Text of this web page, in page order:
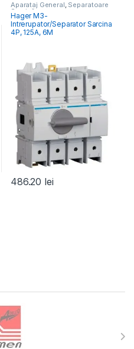
Aparataj General, Separatoare
Sarcină
Hager M3-
Intrerupator/Separator Sarcina
4P, 125A, 6M
486.20 lei